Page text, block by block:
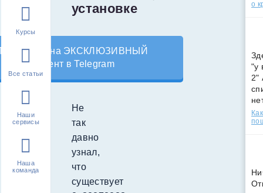
Курсы
Все статьи
Наши
сервисы
Наша
команда
установке
на ЭКСКЛЮЗИВНЫЙ
контент в Telegram
Не
так
давно
узнал,
что
существует
о
"у
2"